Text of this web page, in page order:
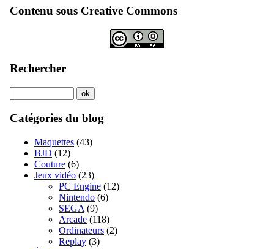
Contenu sous Creative Commons
Rechercher
Catégories du blog
Maquettes (43)
BJD (12)
Couture (6)
Jeux vidéo (23)
PC Engine (12)
Nintendo (6)
SEGA (9)
Arcade (118)
Ordinateurs (2)
Replay (3)